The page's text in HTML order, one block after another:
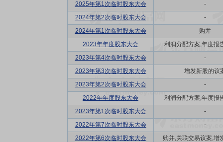
2025年第1次临时股东大会
-
2024年第2次临时股东大会
-
2024年第1次临时股东大会
购并
2023年年度股东大会
利润分配方案,年度报
2023年第4次临时股东大会
-
2023年第3次临时股东大会
增发新股的议
2023年第2次临时股东大会
-
2022年年度股东大会
利润分配方案,年度报
2023年第1次临时股东大会
-
2022年第7次临时股东大会
-
2022年第6次临时股东大会
购并,关联交易议案,增